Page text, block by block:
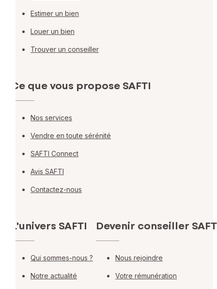
Estimer un bien
Louer un bien
Trouver un conseiller
Ce que vous propose SAFTI
Nos services
Vendre en toute sérénité
SAFTI Connect
Avis SAFTI
Contactez-nous
L'univers SAFTI
Qui sommes-nous ?
Notre actualité
Devenir conseiller
Nous rejoindre
Votre rémunération